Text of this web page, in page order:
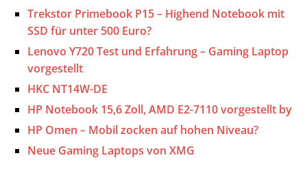
Trekstor Primebook P15 – Highend Notebook mit
SSD für unter 500 Euro?
Lenovo Y720 Test und Erfahrung – Gaming Laptop
vorgestellt
HKC NT14W-DE
HP Notebook 15,6 Zoll, AMD E2-7110 vorgestellt by
HP Omen – Mobil zocken auf hohen Niveau?
Neue Gaming Laptops von XMG